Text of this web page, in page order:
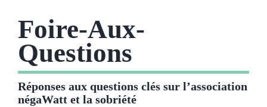
Foire-Aux-
Questions
Réponses aux questions clés sur l’association
négaWatt et la sobriété